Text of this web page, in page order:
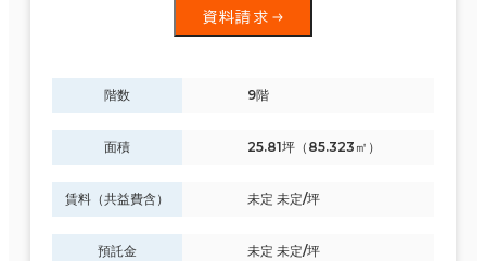
資料請求
階数 9階
面積 25.81坪（85.323㎡）
賃料（共益費含） 未定 未定/坪
預託金 未定 未定/坪